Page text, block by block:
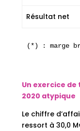
Résultat net
(*) : marge
Un exercice
2020 atypique
Le chiffre
ressort à 30,0